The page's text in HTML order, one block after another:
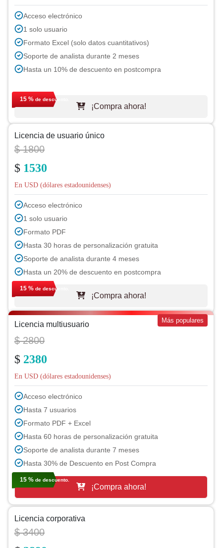
Acceso electrónico
1 solo usuario
Formato Excel (solo datos cuantitativos)
Soporte de analista durante 2 meses
Hasta un 10% de descuento en postcompra
15 % de descuento.
¡Compra ahora!
Licencia de usuario único
$ 1800
$ 1530
En USD (dólares estadounidenses)
Acceso electrónico
1 solo usuario
Formato PDF
Hasta 30 horas de personalización gratuita
Soporte de analista durante 4 meses
Hasta un 20% de descuento en postcompra
15 % de descuento.
¡Compra ahora!
Licencia multiusuario Más populares
$ 2800
$ 2380
En USD (dólares estadounidenses)
Acceso electrónico
Hasta 7 usuarios
Formato PDF + Excel
Hasta 60 horas de personalización gratuita
Soporte de analista durante 7 meses
Hasta 30% de Descuento en Post Compra
15 % de descuento.
¡Compra ahora!
Licencia corporativa
$ 3400